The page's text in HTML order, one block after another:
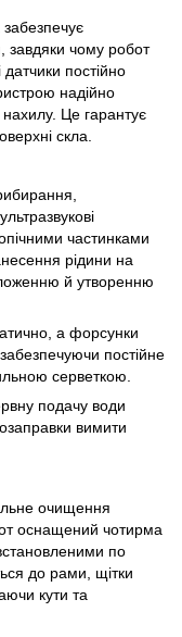
завдяки чому робот
датчики постійно
надійно
нахилу. Це гарантує
скла.
частинками
рідини на
й утворенню
а форсунки
постійне
серветкою.
подачу води
вимити
очищення
оснащений чотирма
по
до рами, щітки
кути та